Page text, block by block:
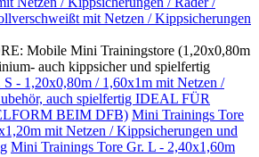
mit Netzen / Kippsicherungen
Mobile Mini Trainingstore (1,20x0,80m
auch kippsicher und spielfertig
- 1,20x0,80m / 1,60x1m mit Netzen /
auch spielfertig IDEAL FÜR
BEIM DFB) Mini Trainings Tore
mit Netzen / Kippsicherungen und
Mini Trainings Tore Gr. L - 2,40x1,60m